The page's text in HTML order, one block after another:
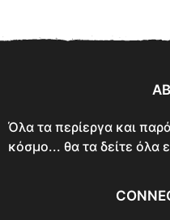
Όλα τα περίεργα και
κόσμο... θα τα δείτε όλα